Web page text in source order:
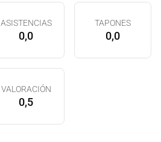
ASISTENCIAS
0,0
TAPONES
0,0
VALORACIÓN
0,5